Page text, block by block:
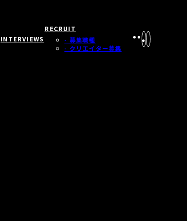
INTERVIEWS
RECRUIT
- 募集職種
- クリエイター募集